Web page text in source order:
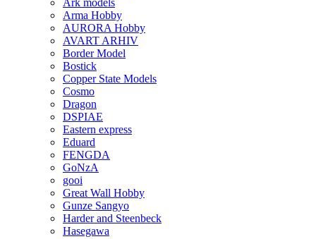
Ark models
Arma Hobby
AURORA Hobby
AVART ARHIV
Border Model
Bostick
Copper State Models
Cosmo
Dragon
DSPIAE
Eastern express
Eduard
FENGDA
GoNzA
gooi
Great Wall Hobby
Gunze Sangyo
Harder and Steenbeck
Hasegawa